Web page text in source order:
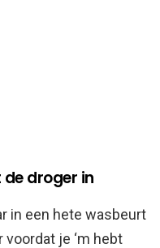
de droger in
in een hete wasbeurt
voordat je ‘m hebt